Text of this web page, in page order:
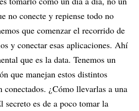
no conecte y repiense todo no
que comenzar el recorrido de
y conectar esas aplicaciones. Ahí
que es la data. Tenemos un
que manejan estos distintos
conectados. ¿Cómo llevarlas a una
secreto es de a poco tomar la